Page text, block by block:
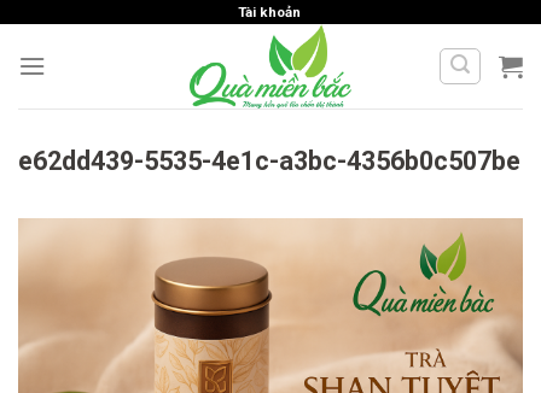
content
Tài khoản
e62dd439-5535-4e1c-a3bc-4356b0c507be